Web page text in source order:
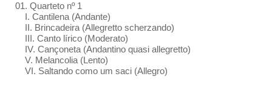
01. Quarteto nº 1
I. Cantilena (Andante)
II. Brincadeira (Allegretto scherzando)
III. Canto lírico (Moderato)
IV. Cançoneta (Andantino quasi allegretto)
V. Melancolia (Lento)
VI. Saltando como um saci (Allegro)